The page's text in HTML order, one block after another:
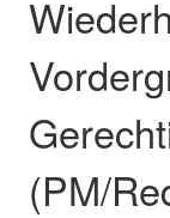
(PM/